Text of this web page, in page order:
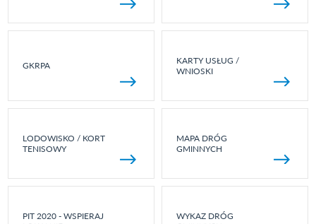
GKRPA
KARTY USŁUG /
WNIOSKI
LODOWISKO / KORT
TENISOWY
MAPA DRÓG
GMINNYCH
PIT 2020 - WSPIERAJ
WYKAZ DRÓG